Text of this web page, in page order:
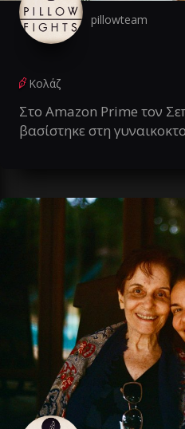
pillowteam
Κολάζ
Στο Amazon Prime τον
βασίστηκε στη